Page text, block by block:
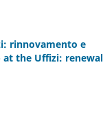
rinnovamento e
at the Uffizi: renewal